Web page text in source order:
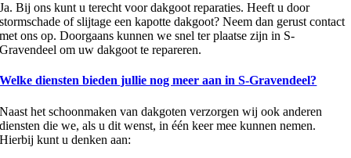
Ja. Bij ons kunt u terecht voor dakgoot reparaties. Heeft u door
stormschade of slijtage een kapotte dakgoot? Neem dan gerust contact
met ons op. Doorgaans kunnen we snel ter plaatse zijn in S-
Gravendeel om uw dakgoot te repareren.
Welke diensten bieden jullie nog meer aan in S-Gravendeel?
Naast het schoonmaken van dakgoten verzorgen wij ook anderen
diensten die we, als u dit wenst, in één keer mee kunnen nemen.
Hierbij kunt u denken aan: